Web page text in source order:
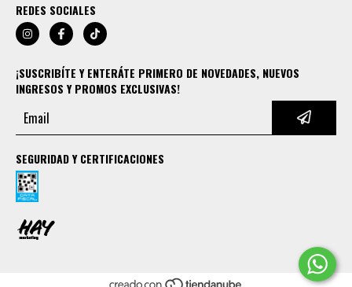
REDES SOCIALES
¡SUSCRIBÍTE Y ENTERÁTE PRIMERO DE NOVEDADES, NUEVOS
INGRESOS Y PROMOS EXCLUSIVAS!
SEGURIDAD Y CERTIFICACIONES